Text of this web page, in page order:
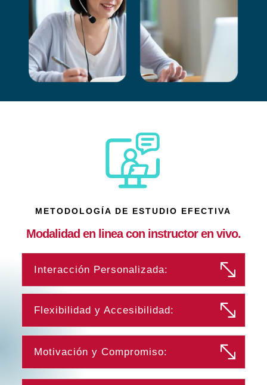
METODOLOGÍA DE ESTUDIO EFECTIVA
Modalidad en linea con instructor en vivo.
Interacción Personalizada:
Flexibilidad y Accesibilidad:
Motivación y Compromiso: